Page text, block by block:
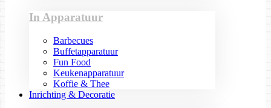
In Apparatuur
Barbecues
Buffetapparatuur
Fun Food
Keukenapparatuur
Koffie & Thee
Inrichting & Decoratie